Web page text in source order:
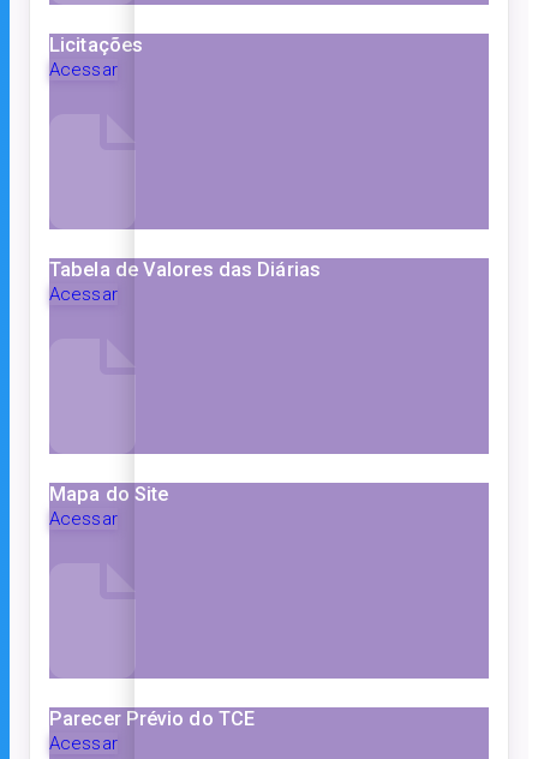
Licitações
Acessar
Tabela de Valores das Diárias
Acessar
Mapa do Site
Acessar
Parecer Prévio do TCE
Acessar